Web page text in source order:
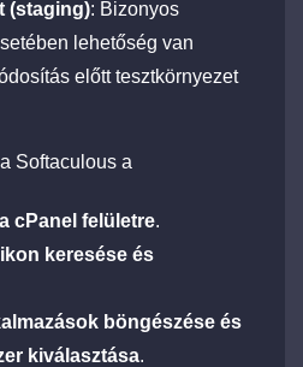
(staging): Bizonyos
lehetőség van
előtt tesztkörnyezet
Softaculous a
cPanel felületre.
keresése és
böngészése és
kiválasztása.